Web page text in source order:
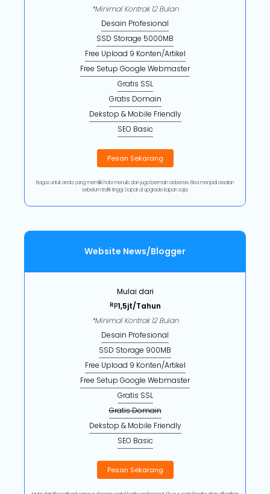
*Minimal Kontrak 12 Bulan
Desain Profesional
SSD Storage 5000MB
Free Upload 9 Konten/Artikel
Free Setup Google Webmaster
Gratis SSL
Gratis Domain
Dekstop & Mobile Friendly
SEO Basic
Pesan Sekarang
Bagus untuk anda yang memiliki hobi menulis dan juga bermain adsense. Bisa menjadi awalan
sebelum trafik tinggi. Dapat di upgrade kapan saja.
Website News/Blogger
Mulai dari
Rp1,5jt/Tahun
*Minimal Kontrak 12 Bulan
Desain Profesional
SSD Storage 900MB
Free Upload 9 Konten/Artikel
Free Setup Google Webmaster
Gratis SSL
Gratis Domain
Dekstop & Mobile Friendly
SEO Basic
Pesan Sekarang